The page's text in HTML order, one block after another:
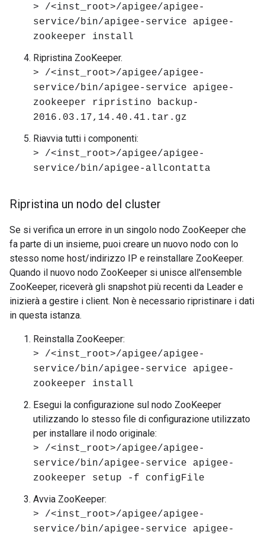
> /<inst_root>/apigee/apigee-
service/bin/apigee-service apigee-
zookeeper install
Ripristina ZooKeeper.
> /<inst_root>/apigee/apigee-
service/bin/apigee-service apigee-
zookeeper ripristino backup-
2016.03.17,14.40.41.tar.gz
Riavvia tutti i componenti:
> /<inst_root>/apigee/apigee-
service/bin/apigee-allcontatta
Ripristina un nodo del cluster
Se si verifica un errore in un singolo nodo ZooKeeper che
fa parte di un insieme, puoi creare un nuovo nodo con lo
stesso nome host/indirizzo IP e reinstallare ZooKeeper.
Quando il nuovo nodo ZooKeeper si unisce all'ensemble
ZooKeeper, riceverà gli snapshot più recenti da Leader e
inizierà a gestire i client. Non è necessario ripristinare i dati
in questa istanza.
Reinstalla ZooKeeper:
> /<inst_root>/apigee/apigee-
service/bin/apigee-service apigee-
zookeeper install
Esegui la configurazione sul nodo ZooKeeper
utilizzando lo stesso file di configurazione utilizzato
per installare il nodo originale:
> /<inst_root>/apigee/apigee-
service/bin/apigee-service apigee-
zookeeper setup -f configFile
Avvia ZooKeeper:
> /<inst_root>/apigee/apigee-
service/bin/apigee-service apigee-